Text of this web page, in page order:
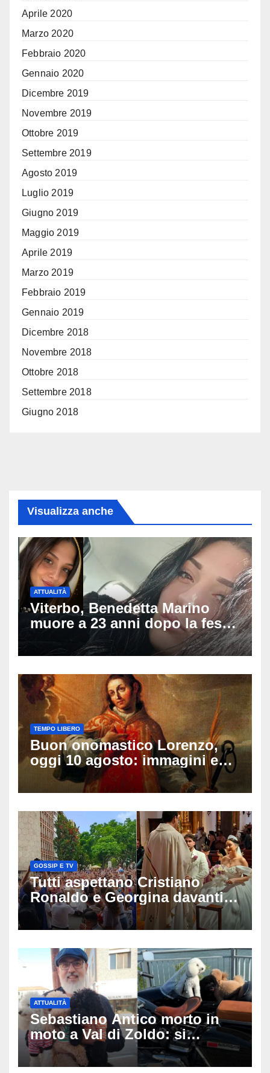
Aprile 2020
Marzo 2020
Febbraio 2020
Gennaio 2020
Dicembre 2019
Novembre 2019
Ottobre 2019
Settembre 2019
Agosto 2019
Luglio 2019
Giugno 2019
Maggio 2019
Aprile 2019
Marzo 2019
Febbraio 2019
Gennaio 2019
Dicembre 2018
Novembre 2018
Ottobre 2018
Settembre 2018
Giugno 2018
Visualizza anche
ATTUALITÀ
Viterbo, Benedetta Marino
muore a 23 anni dopo la festa
di compleanno: trovata senza
vita nell’ex consorzio, è giallo
TEMPO LIBERO
Buon onomastico Lorenzo,
oggi 10 agosto: immagini e
gif di auguri da condividere
sui social
GOSSIP E TV
Tutti aspettano Cristiano
Ronaldo e Georgina davanti
alla cattedrale: ma il
matrimonio era di un’altra
ATTUALITÀ
Sebastiano Antico morto in
moto a Val di Zoldo: si
schianta con il sidecar, salvi i
due cagnolini